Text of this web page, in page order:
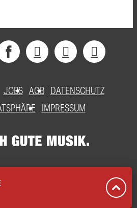
JOBS AGB DATENSCHUTZ
IMPRESSUM